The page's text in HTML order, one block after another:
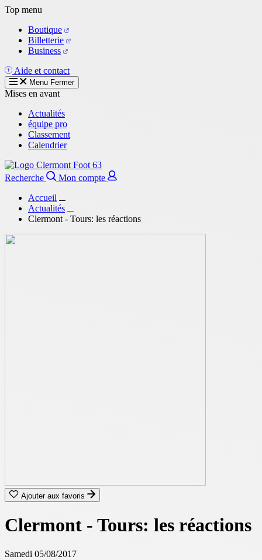
Aller
contenu
principal
Top menu
Boutique
Billetterie
Business
Aide et contact
Menu Fermer
Mises en avant
Actualités
équipe pro
Classement
Calendrier
Recherche
Mon compte
Accueil
Actualités
Clermont - Tours: les réactions
Ajouter aux favoris
Clermont - Tours: les réactions
Samedi 05/08/2017